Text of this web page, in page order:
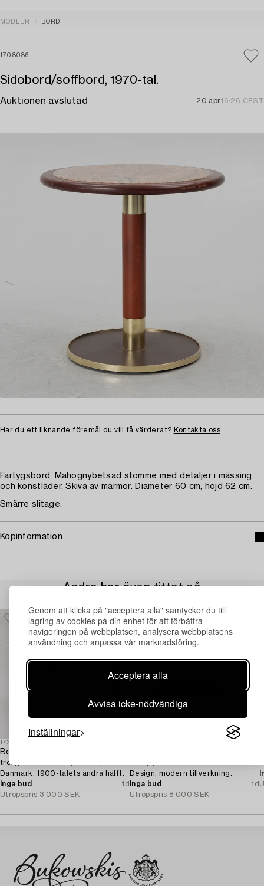
Genom att klicka på "acceptera alla" samtycker du till
lagring av cookies på din enhet för att förbättra
navigeringen på webbplatsen, analysera webbplatsens
användning och anpassa vår marknadsföring.
Acceptera alla
Avvisa icke-nödvändiga
Inställningar
MÖBLER BORD
1708086
Sidobord/soffbord, 1970-tal.
Auktionen avslutad 20 apr16:26 CEST
Har du ett liknande föremål du vill få värderat? Kontakta oss
Fartygsbord. Mahognybetsad stomme med detaljer i mässing
och konstläder. Skiva av marmor. Diameter 60 cm, höjd 62 cm.
Smärre slitage.
Köpinformation
Andra har även tittat på
1731693
Bord,
troligen modell 105, Farstrup,
Danmark, 1900-talets andra hälft.
Inga bud
1d
Utropspris 3 000 SEK
Design, modern tillverkning.
Inga bud
1d
Utropspris 8 000 SEK